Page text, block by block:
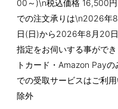
00～)\n税込価格 16,500
での注文承りは\n2026年
日(日)から2026年8月20
指定をお伺いする事がで
トカード・Amazon Pay
での受取サービスはご利
除外